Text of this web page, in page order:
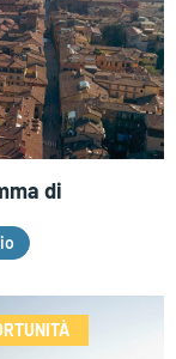
di